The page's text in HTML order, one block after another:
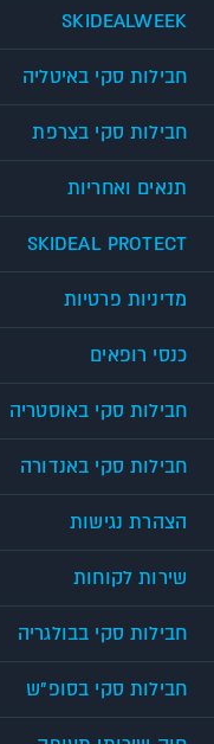
SKIDEALWEEK
חבילות סקי באיטליה
חבילות סקי בצרפת
תנאים ואחריות
SKIDEAL PROTECT
מדיניות פרטיות
כנסי רופאים
חבילות סקי באוסטריה
חבילות סקי באנדורה
הצהרת נגישות
שירות לקוחות
חבילות סקי בבולגריה
חבילות סקי בסופ"ש